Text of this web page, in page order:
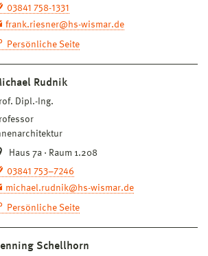
03841 758-1331
frank.riesner@hs-wismar.de
Persönliche Seite
Rudnik
Dipl.-Ing.
Haus 7a · Raum 1.208
03841 753–7246
michael.rudnik@hs-wismar.de
Persönliche Seite
Schellhorn